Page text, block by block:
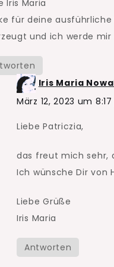
Iris Maria
für deine
und ich werde mir
Iris Maria
März 12, 2023 um
Liebe Patriczia,
das freut mich sehr,
Ich wünsche Dir von
Liebe Grüße
Iris Maria
Antworten